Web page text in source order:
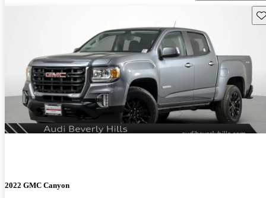
2022 GMC Canyon